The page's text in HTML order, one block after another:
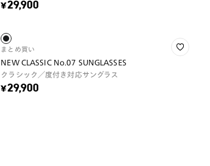
¥29,900
まとめ買い
NEW CLASSIC No.07 SUNGLASSES
クラシック／度付き対応サングラス
¥29,900